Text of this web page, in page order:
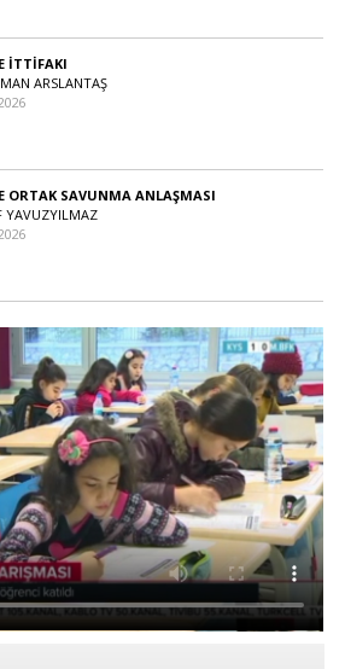
İTTİFAKI
ARSLANTAŞ
ORTAK SAVUNMA ANLAŞMASI
YAVUZYILMAZ